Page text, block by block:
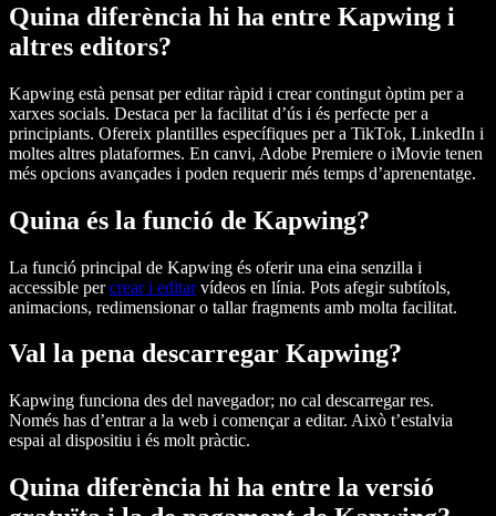
Quina diferència hi ha entre Kapwing i
altres editors?
Kapwing està pensat per editar ràpid i crear contingut òptim per a
xarxes socials. Destaca per la facilitat d’ús i és perfecte per a
principiants. Ofereix plantilles específiques per a TikTok, LinkedIn i
moltes altres plataformes. En canvi, Adobe Premiere o iMovie tenen
més opcions avançades i poden requerir més temps d’aprenentatge.
Quina és la funció de Kapwing?
La funció principal de Kapwing és oferir una eina senzilla i
accessible percrear i editarvídeos en línia. Pots afegir subtítols,
animacions, redimensionar o tallar fragments amb molta facilitat.
Val la pena descarregar Kapwing?
Kapwing funciona des del navegador; no cal descarregar res.
Només has d’entrar a la web i començar a editar. Això t’estalvia
espai al dispositiu i és molt pràctic.
Quina diferència hi ha entre la versió